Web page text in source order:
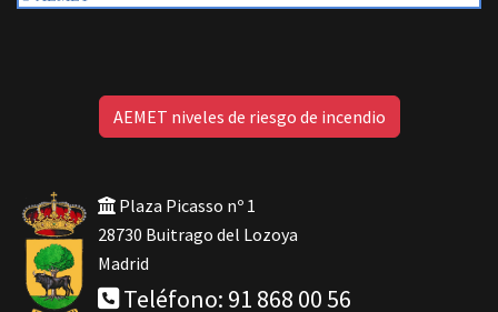
AEMET niveles de riesgo de incendio
Plaza Picasso nº 1
28730 Buitrago del Lozoya
Madrid
Teléfono: 91 868 00 56